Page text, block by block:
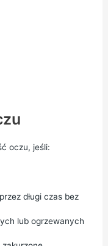
oczu, jeśli:
długi czas bez
lub ogrzewanych